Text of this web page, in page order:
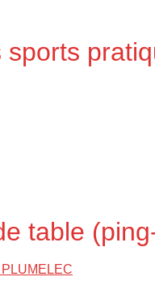
table